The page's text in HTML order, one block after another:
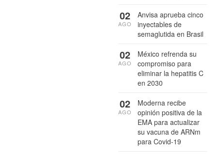
Anvisa aprueba cinco
inyectables de
semaglutida en Brasil
02
AGO
México refrenda su
compromiso para
eliminar la hepatitis C
en 2030
02
AGO
Moderna recibe
opinión positiva de la
EMA para actualizar
su vacuna de ARNm
para Covid-19
02
AGO